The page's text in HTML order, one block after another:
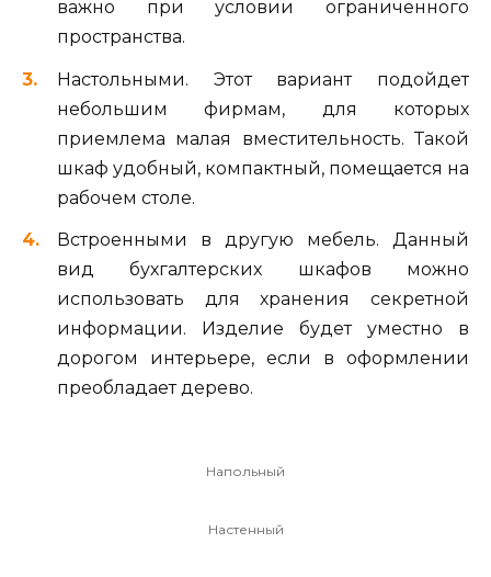
важно при условии ограниченного
пространства.
Настольными. Этот вариант подойдет
небольшим фирмам, для которых
приемлема малая вместительность. Такой
шкаф удобный, компактный, помещается на
рабочем столе.
Встроенными в другую мебель. Данный
вид бухгалтерских шкафов можно
использовать для хранения секретной
информации. Изделие будет уместно в
дорогом интерьере, если в оформлении
преобладает дерево.
Напольный
Настенный